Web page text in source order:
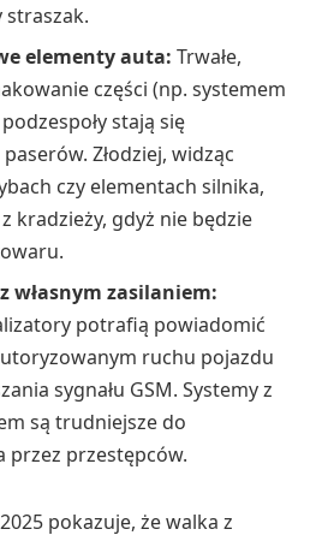
straszak.
elementy auta: Trwałe,
części (np. systemem
stają się
Złodziej, widząc
czy elementach silnika,
kradzieży, gdyż nie będzie
własnym zasilaniem:
potrafią powiadomić
ruchu pojazdu
sygnału GSM. Systemy z
są trudniejsze do
przez przestępców.
pokazuje, że walka z